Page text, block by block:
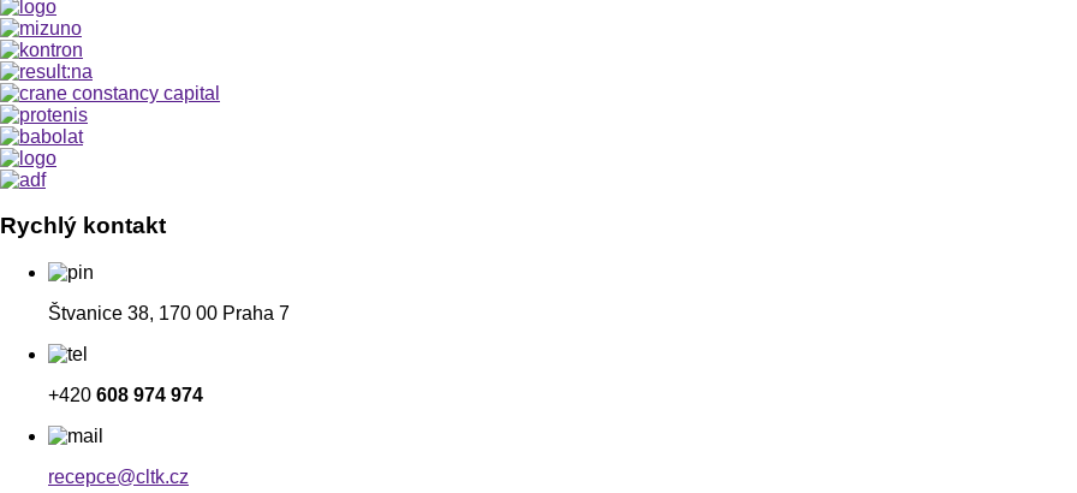
Rychlý kontakt
Štvanice 38, 170 00 Praha 7
+420 608 974 974
recepce@cltk.cz